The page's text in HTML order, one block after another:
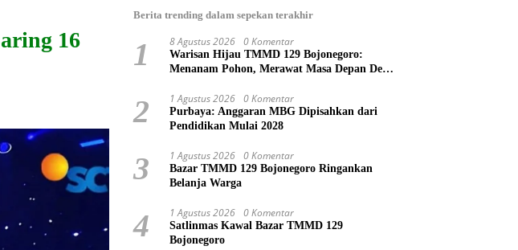
16
Berita trending dalam sepekan terakhir
1 8 Agustus 2026 0 Komentar
Warisan Hijau TMMD 129 Bojonegoro:
Menanam Pohon, Merawat Masa Depan Desa
2 1 Agustus 2026 0 Komentar
Purbaya: Anggaran MBG Dipisahkan dari
Pendidikan Mulai 2028
3 1 Agustus 2026 0 Komentar
Bazar TMMD 129 Bojonegoro Ringankan
Belanja Warga
4 1 Agustus 2026 0 Komentar
Satlinmas Kawal Bazar TMMD 129
Bojonegoro